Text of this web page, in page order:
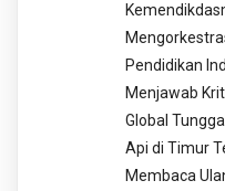
Pendidikan
Menjawab
Global
Api di Timur
Membaca